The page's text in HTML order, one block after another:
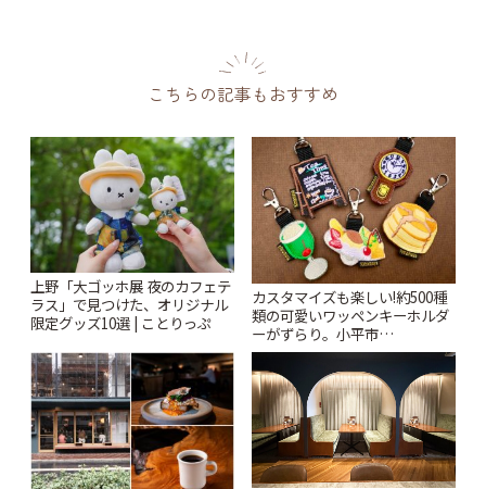
こちらの記事もおすすめ
上野「大ゴッホ展 夜のカフェテ
ラス」で見つけた、オリジナル
限定グッズ10選 | ことりっぷ
カスタマイズも楽しい!約500種
類の可愛いワッペンキーホルダ
ーがずらり。小平市
「Kimamaya T&K」 | ことりっ
ぷ